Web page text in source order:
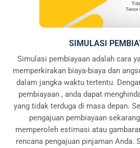
SIMULASI
Simulasi pembiayaan adalah cara
memperkirakan biaya-biaya dan
dalam jangka waktu tertentu.
pembiayaan , anda dapat
yang tidak terduga di masa depan.
pengajuan pembiayaan
memperoleh estimasi atau
rencana pengajuan pinjaman Anda.